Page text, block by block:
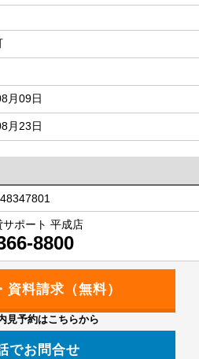
月09日
月23日
サポート 平成店
8800
見予約はこちらから
でお問合せ